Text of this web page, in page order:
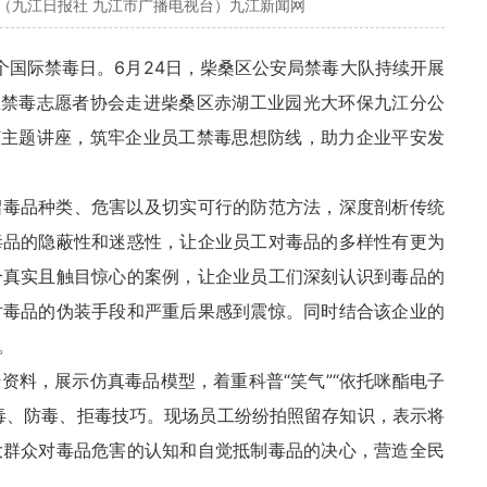
九江日报社 九江市广播电视台）九江新闻网
际禁毒日。 6月24日， 柴桑区公安局禁毒大队持续开展
毒志愿者协会走进柴桑区赤湖工业园光大环保九江分公
题讲座，筑牢企业员工禁毒思想防线，助力企业平安发
品种类、危害以及切实可行的防范方法，深度剖析传统
的隐蔽性和迷惑性，让企业员工对毒品的多样性有更为
实且触目惊心的案例，让企业员工们深刻认识到毒品的
品的伪装手段和严重后果感到震惊。同时结合该企业的
料，展示仿真毒品模型，着重科普“笑气”“依托咪酯电子
防毒、拒毒技巧。现场员工纷纷拍照留存知识，表示将
众对毒品危害的认知和自觉抵制毒品的决心，营造全民